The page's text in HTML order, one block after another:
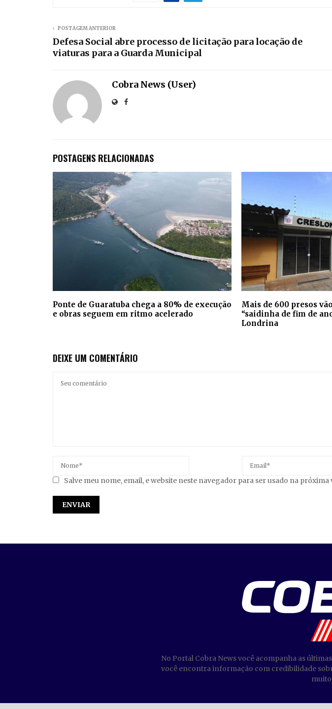
POSTAGEM ANTERIOR
Defesa Social abre processo de licitação para locação de
viaturas para a Guarda Municipal
Cobra News (User)
POSTAGENS RELACIONADAS
Ponte de Guaratuba chega a 80% de execução
e obras seguem em ritmo acelerado
Mais de 600 presos
“saidinha de fim de
Londrina
DEIXE UM COMENTÁRIO
Salve meu nome, email, e website neste navegador para ser usado na
No Portal Cobra News você acompanha as
você encontra informação com credibilidade